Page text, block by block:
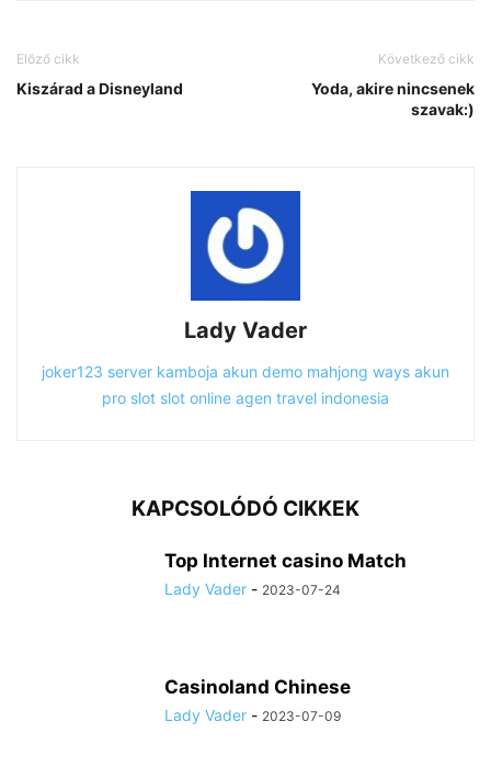
Előző cikk
Kiszárad a Disneyland
Következő cikk
Yoda, akire nincsenek
szavak:)
Lady Vader
joker123 server kamboja akun demo mahjong ways akun
pro slot slot online agen travel indonesia
KAPCSOLÓDÓ CIKKEK
Top Internet casino Match
Lady Vader - 2023-07-24
Casinoland Chinese
Lady Vader - 2023-07-09